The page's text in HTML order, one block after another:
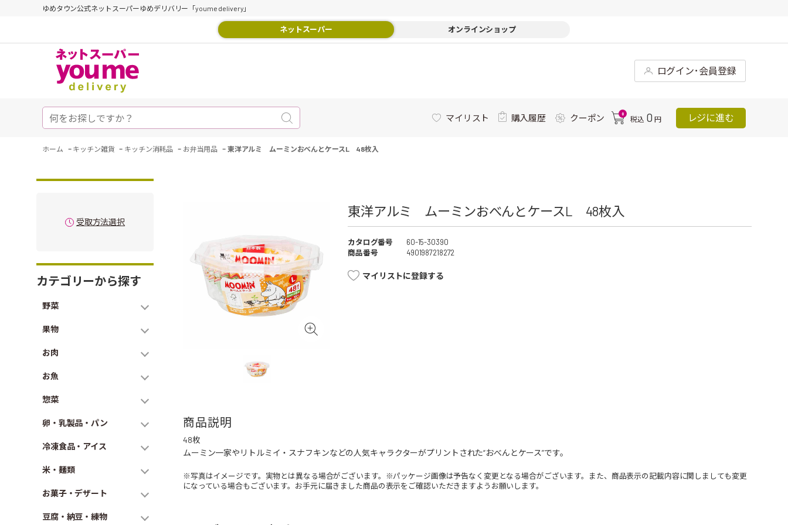
ゆめタウン公式ネットスーパーゆめデリバリー「youme delivery」
ネットスーパー オンラインショップ
ログイン･会員登録
マイリスト 購入履歴 クーポン 0
税込 0 円 レジに進む
ホーム - キッチン雑貨 - キッチン消耗品 - お弁当用品 - 東洋アルミ ムーミンおべんとケースL 48枚入
受取方法選択
カテゴリーから探す
野菜
果物
お肉
お魚
惣菜
卵・乳製品・パン
冷凍食品・アイス
米・麺類
お菓子・デザート
豆腐・納豆・練物
東洋アルミ ムーミンおべんとケースL 48枚入
カタログ番号
60-15-30390
商品番号
4901987218272
マイリストに登録する
商品説明
48枚
ムーミン一家やリトルミイ・スナフキンなどの人気キャラクターがプリントされた“おべんとケース”です。
※写真はイメージです。実物とは異なる場合がございます。※パッケージ画像は予告なく変更となる場合がございます。また、商品表示の記載内容に関しましても変更
になっている場合もございます。お手元に届きました商品の表示をご確認いただきますようお願いします。